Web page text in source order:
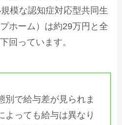
模な認知症対応型共同生
ホーム）は約29万円と全
回っています。
別で給与差が見られま
よっても給与は異なり